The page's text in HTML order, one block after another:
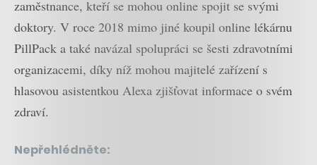
zaměstnance, kteří se mohou online spojit se svými
doktory. V roce 2018 mimo jiné koupil online lékárnu
PillPack a také navázal spolupráci se šesti zdravotními
organizacemi, díky níž mohou majitelé zařízení s
hlasovou asistentkou Alexa zjišťovat informace o svém
zdraví.
Nepřehlédněte: